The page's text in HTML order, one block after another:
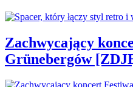
Zachwycający
Grünebergów